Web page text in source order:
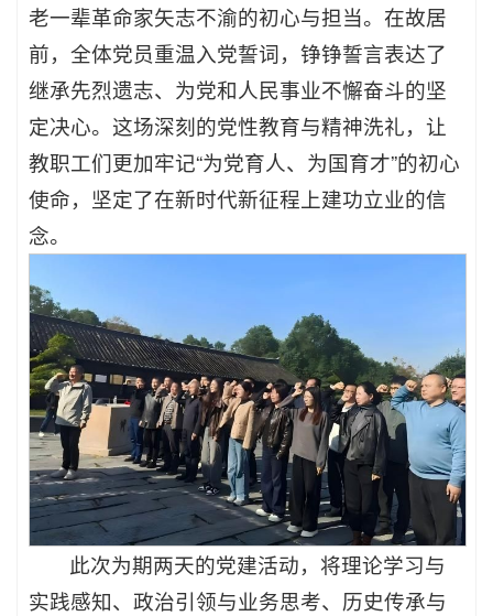
老一辈革命家矢志不渝的初心与担当。在故居
前，全体党员重温入党誓词，铮铮誓言表达了
继承先烈遗志、为党和人民事业不懈奋斗的坚
定决心。这场深刻的党性教育与精神洗礼，让
教职工们更加牢记“为党育人、为国育才”的初心
使命，坚定了在新时代新征程上建功立业的信
念。
此次为期两天的党建活动，将理论学习与
实践感知、政治引领与业务思考、历史传承与